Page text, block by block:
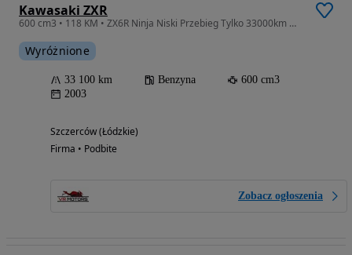
Kawasaki ZXR
600 cm3 • 118 KM • ZX6R Ninja Niski Przebieg Tylko 33000km Wydech MIVV Raty Transport
Wyróżnione
33 100 km Benzyna
600 cm3
2003
Szczerców (Łódzkie)
Firma • Podbite
Zobacz ogłoszenia